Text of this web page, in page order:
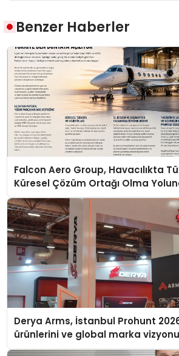
Benzer Haberler
Falcon Aero Group, Havacılıkta
Küresel Çözüm Ortağı Olma
Derya Arms, İstanbul Prohunt
ürünlerini ve global marka